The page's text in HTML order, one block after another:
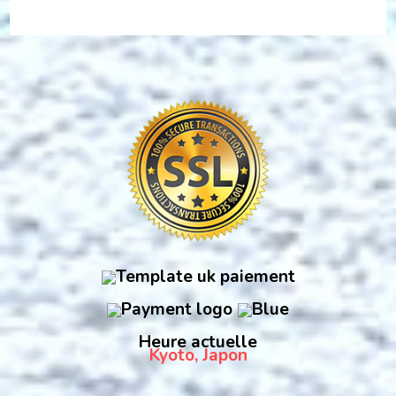
Heure actuelle
Kyoto, Japon